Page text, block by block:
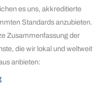
es uns, akkreditierte
Standards anzubieten.
Zusammenfassung der
die wir lokal und weltweit
anbieten: